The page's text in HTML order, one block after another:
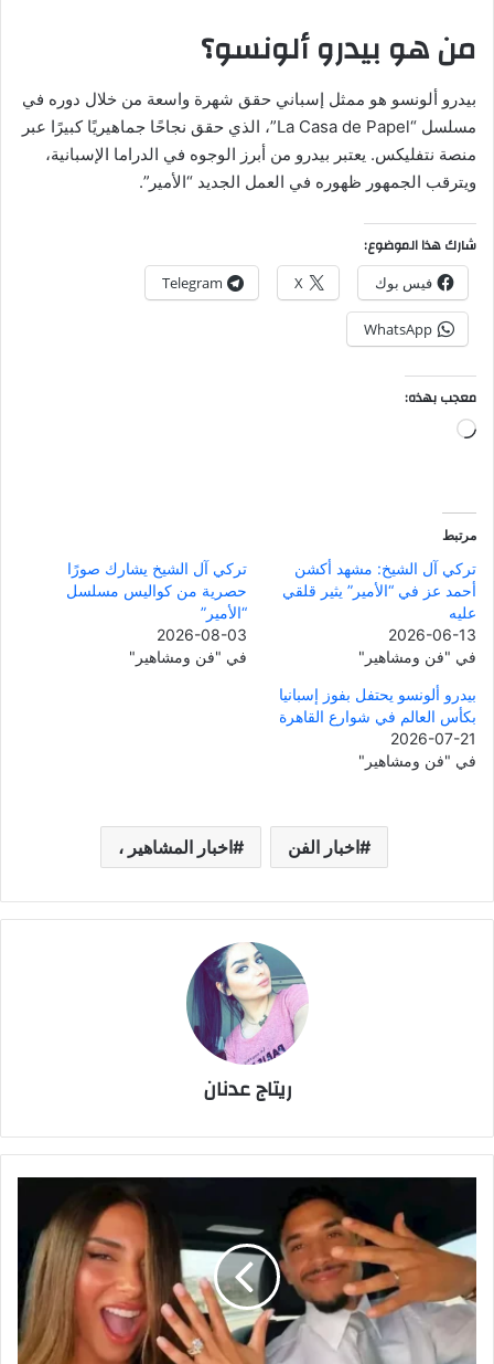
من هو بيدرو ألونسو؟
بيدرو ألونسو هو ممثل إسباني حقق شهرة واسعة من خلال دوره في
مسلسل “La Casa de Papel”، الذي حقق نجاحًا جماهيريًا كبيرًا عبر
منصة نتفليكس. يعتبر بيدرو من أبرز الوجوه في الدراما الإسبانية،
ويترقب الجمهور ظهوره في العمل الجديد “الأمير”.
شارك هذا الموضوع:
فيس بوك X
Telegram
WhatsApp
معجب بهذه:
جاري
مرتبط
تركي آل الشيخ: مشهد أكشن
أحمد عز في “الأمير” يثير قلقي
عليه
2026-06-13
في "فن ومشاهير"
تركي آل الشيخ يشارك صورًا
حصرية من كواليس مسلسل
“الأمير”
2026-08-03
في "فن ومشاهير"
بيدرو ألونسو يحتفل بفوز إسبانيا
بكأس العالم في شوارع القاهرة
2026-07-21
في "فن ومشاهير"
اخبار الفن اخبار المشاهير ،
ريتاج عدنان
يظهر
لأول
مع
منتخب
مصر